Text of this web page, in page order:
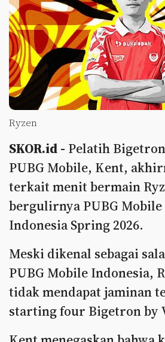
Ryzen
SKOR.id - Pelatih
PUBG Mobile, Kent,
terkait menit bermain
bergulirnya PUBG Mobile
Indonesia Spring 2026.
Meski dikenal sebagai
PUBG Mobile Indonesia,
tidak mendapat jaminan
starting four Bigetron by